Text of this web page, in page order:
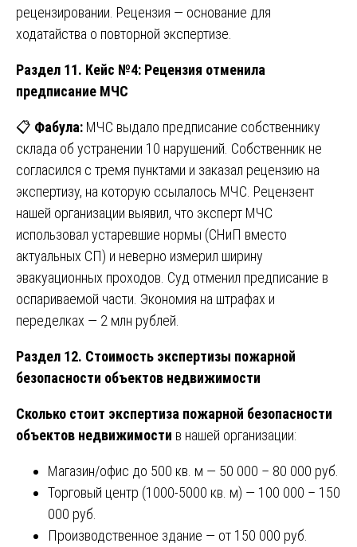
рецензировании. Рецензия — основание для
ходатайства о повторной экспертизе.
Раздел 11. Кейс №4: Рецензия отменила
предписание МЧС
📋 Фабула: МЧС выдало предписание собственнику
склада об устранении 10 нарушений. Собственник не
согласился с тремя пунктами и заказал рецензию на
экспертизу, на которую ссылалось МЧС. Рецензент
нашей организации выявил, что эксперт МЧС
использовал устаревшие нормы (СНиП вместо
актуальных СП) и неверно измерил ширину
эвакуационных проходов. Суд отменил предписание в
оспариваемой части. Экономия на штрафах и
переделках — 2 млн рублей.
Раздел 12. Стоимость экспертизы пожарной
безопасности объектов недвижимости
Сколько стоит экспертиза пожарной безопасности
объектов недвижимости в нашей организации:
Магазин/офис до 500 кв. м — 50 000 – 80 000 руб.
Торговый центр (1000-5000 кв. м) — 100 000 – 150
000 руб.
Производственное здание — от 150 000 руб.